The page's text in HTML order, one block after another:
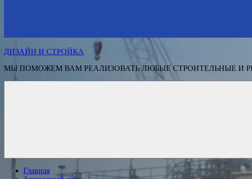
ДИЗАЙН И СТРОЙКА
МЫ ПОМОЖЕМ ВАМ РЕАЛИЗОВАТЬ ЛЮБЫЕ СТРОИТЕЛЬНЫЕ И
Главная